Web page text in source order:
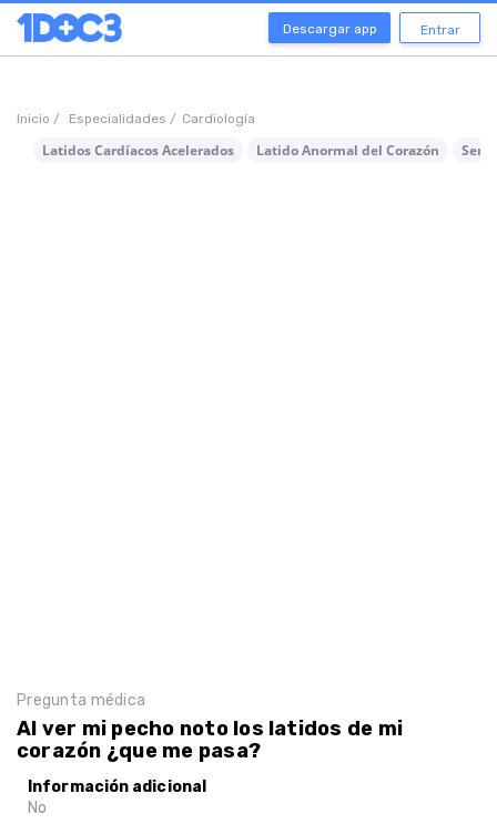
Descargar app Entrar
Inicio / Especialidades / Cardiología
Latidos Cardíacos Acelerados Latido Anormal del Corazón
Pregunta médica
Al ver mi pecho noto los latidos de mi
corazón ¿que me pasa?
Información adicional
No